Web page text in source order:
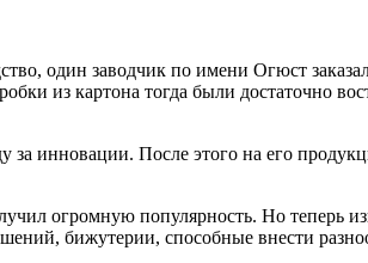
один заводчик по имени Огюст
из картона тогда были достаточно
за инновации. После этого на его
огромную популярность. Но теперь
бижутерии, способные внести